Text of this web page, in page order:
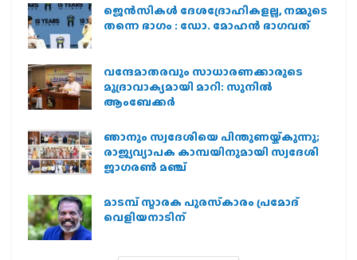
ജെന്‍സികള്‍ ദേശദ്രോഹികളല്ല, നമ്മുടെ
തന്നെ ഭാഗം : ഡോ. മോഹന്‍ ഭാഗവത്
വന്ദേമാതരവും സാധാരണക്കാരുടെ
മുദ്രാവാക്യമായി മാറി: സുനിൽ
ആംബേക്കർ
ഞാനും സ്വദേശിയെ പിന്തുണയ്ക്കുന്നു;
രാജ്യവ്യാപക കാമ്പയിനുമായി സ്വദേശി
ജാഗരണ്‍ മഞ്ച്
മാടമ്പ് സ്മാരക പുരസ്‌കാരം പ്രമോദ്
വെളിയനാടിന്